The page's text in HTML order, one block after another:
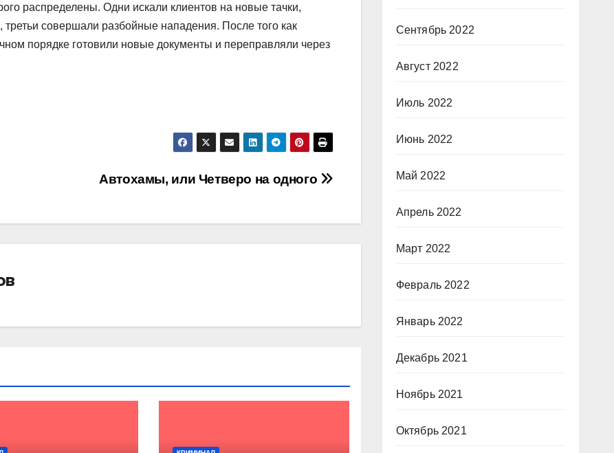
распределены. Одни искали клиентов на новые тачки,
совершали разбойные нападения. После того как
порядке готовили новые документы и переправляли через
Автохамы, или Четверо на одного
Сентябрь 2022
Август 2022
Июль 2022
Июнь 2022
Май 2022
Апрель 2022
Март 2022
Февраль 2022
Январь 2022
Декабрь 2021
Ноябрь 2021
Октябрь 2021